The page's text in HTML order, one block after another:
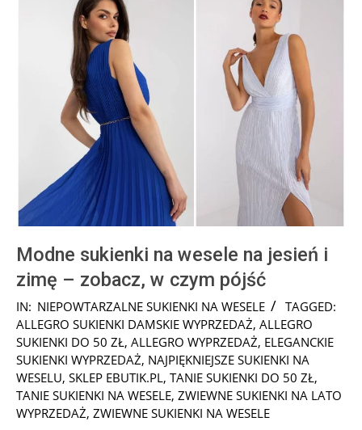
Modne sukienki na wesele na jesień i
zimę – zobacz, w czym pójść
2025-
10-
18
IN: NIEPOWTARZALNE SUKIENKI NA WESELE
TAGGED:
ALLEGRO SUKIENKI DAMSKIE WYPRZEDAŻ, ALLEGRO
SUKIENKI DO 50 ZŁ, ALLEGRO WYPRZEDAŻ, ELEGANCKIE
SUKIENKI WYPRZEDAŻ, NAJPIĘKNIEJSZE SUKIENKI NA
WESELU, SKLEP EBUTIK.PL, TANIE SUKIENKI DO 50 ZŁ,
TANIE SUKIENKI NA WESELE, ZWIEWNE SUKIENKI NA LATO
WYPRZEDAŻ, ZWIEWNE SUKIENKI NA WESELE